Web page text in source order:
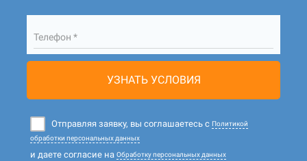
Телефон *
УЗНАТЬ УСЛОВИЯ
Отправляя заявку, вы соглашаетесь с Политикой
обработки персональных данных
и даете согласие на Обработку персональных данных